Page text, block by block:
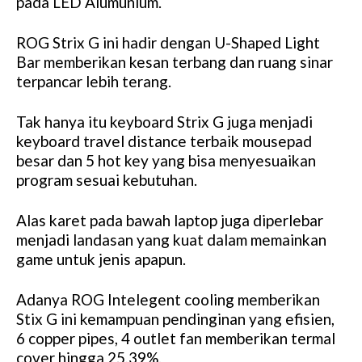
ROG Strix G ini hadir dengan U-Shaped Light
Bar memberikan kesan terbang dan ruang sinar
terpancar lebih terang.
Tak hanya itu keyboard Strix G juga menjadi
keyboard travel distance terbaik mousepad
besar dan 5 hot key yang bisa menyesuaikan
program sesuai kebutuhan.
Alas karet pada bawah laptop juga diperlebar
menjadi landasan yang kuat dalam memainkan
game untuk jenis apapun.
Adanya ROG Intelegent cooling memberikan
Stix G ini kemampuan pendinginan yang efisien,
6 copper pipes, 4 outlet fan memberikan termal
cover hingga 25,39%.